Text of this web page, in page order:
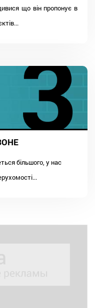
що він пропонує в
більшого, у нас